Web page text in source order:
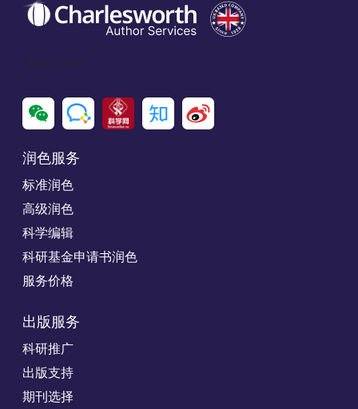
Social Icon
润色服务
标准润色
高级润色
科学编辑
科研基金申请书润色
服务价格
出版服务
科研推广
出版支持
期刊选择